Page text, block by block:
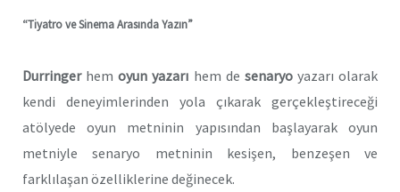
“Tiyatro ve Sinema Arasında Yazın”
Durringerhemoyun yazarı hem de senaryoyazarı olarak
kendi deneyimlerinden yola çıkarak gerçekleştireceği
atölyede oyun metninin yapısından başlayarak oyun
metniyle senaryo metninin kesişen, benzeşen ve
farklılaşan özelliklerine değinecek.